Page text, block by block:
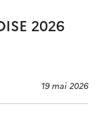
2026
19 mai 2026